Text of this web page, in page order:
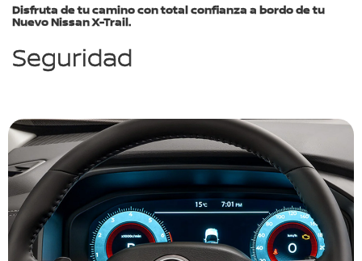
Disfruta de tu camino con total confianza a bordo de tu
Nuevo Nissan X-Trail.
Seguridad